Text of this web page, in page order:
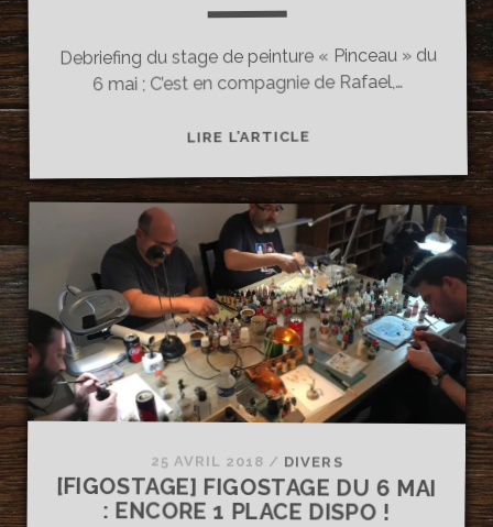
Debriefing du stage de peinture « Pinceau » du
6 mai ; C’est en compagnie de Rafael,…
LIRE L’ARTICLE[FIGOSTAGE]
DU
STAGE
DE
PEINTURE
DU
6
MAI
!
25 AVRIL 2018 / DIVERS
[FIGOSTAGE] FIGOSTAGE DU 6 MAI
: ENCORE 1 PLACE DISPO !